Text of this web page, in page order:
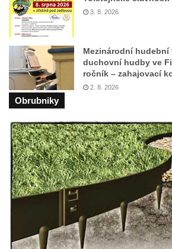
Lípa míru v parku v Oybině
Schillerův dub ve Stráži nad Nisou
Lví buk v Lužických horách
Památný strom a kámen ke 100. výročí
vzniku ČSR 1918-2018 v městském parku
Libochovicích
3. 8. 2026
Mezinárodní
duchovní hudby ve
ročník – zahajovací
2. 8. 2026
Obrubniky